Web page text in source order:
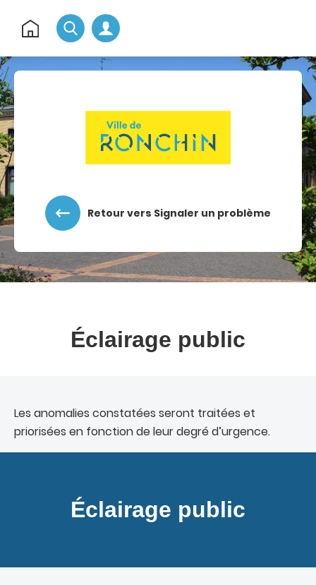
Accéder au menu
Retour
l'accueil
Rechercher
Retour vers Signaler un problème
Éclairage public
Les anomalies constatées seront traitées et
priorisées en fonction de leur degré d’urgence.
Éclairage public